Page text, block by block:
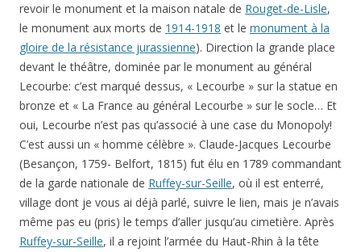
revoir le monument et la maison natale de Rouget-de-Lisle,
le monument aux morts de 1914-1918 et le monument à la
gloire de la résistance jurassienne). Direction la grande place
devant le théâtre, dominée par le monument au général
Lecourbe: c’est marqué dessus, « Lecourbe » sur la statue en
bronze et « La France au général Lecourbe » sur le socle… Et
oui, Lecourbe n’est pas qu’associé à une case du Monopoly!
C’est aussi un « homme célèbre ». Claude-Jacques Lecourbe
(Besançon, 1759- Belfort, 1815) fut élu en 1789 commandant
de la garde nationale de Ruffey-sur-Seille, où il est enterré,
village dont je vous ai déjà parlé, suivre le lien, mais je n’avais
même pas eu (pris) le temps d’aller jusqu’au cimetière. Après
Ruffey-sur-Seille, il a rejoint l’armée du Haut-Rhin à la tête